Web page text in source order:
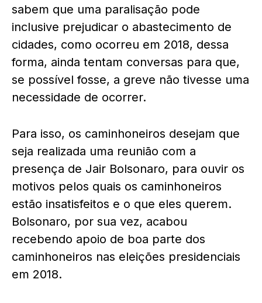
sabem que uma paralisação pode
inclusive prejudicar o abastecimento de
cidades, como ocorreu em 2018, dessa
forma, ainda tentam conversas para que,
se possível fosse, a greve não tivesse uma
necessidade de ocorrer.
Para isso, os caminhoneiros desejam que
seja realizada uma reunião com a
presença de Jair Bolsonaro, para ouvir os
motivos pelos quais os caminhoneiros
estão insatisfeitos e o que eles querem.
Bolsonaro, por sua vez, acabou
recebendo apoio de boa parte dos
caminhoneiros nas eleições presidenciais
em 2018.